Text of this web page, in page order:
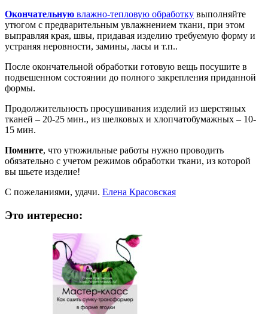
Окончательную влажно-тепловую обработку выполняйте
утюгом с предварительным увлажнением ткани, при этом
выправляя края, швы, придавая изделию требуемую форму и
устраняя неровности, замины, ласы и т.п..
После окончательной обработки готовую вещь посушите в
подвешенном состоянии до полного закрепления приданной
формы.
Продолжительность просушивания изделий из шерстяных
тканей – 20-25 мин., из шелковых и хлопчатобумажных – 10-
15 мин.
Помните, что утюжильные работы нужно проводить
обязательно с учетом режимов обработки ткани, из которой
вы шьете изделие!
С пожеланиями, удачи. Елена Красовская
Это интересно: